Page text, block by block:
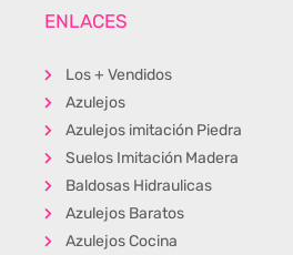
ENLACES
Los + Vendidos
Azulejos
Azulejos imitación Piedra
Suelos Imitación Madera
Baldosas Hidraulicas
Azulejos Baratos
Azulejos Cocina